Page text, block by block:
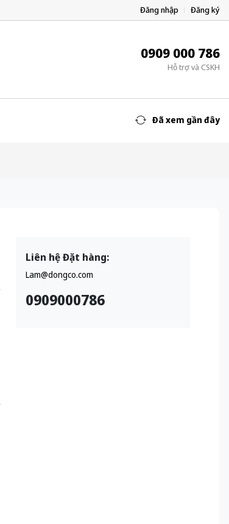
Đăng nhập Đăng ký
0909 000 786
Hỗ trợ và CSKH
Đã xem gần đây
Liên hệ Đặt hàng:
Lam@dongco.com
0909000786